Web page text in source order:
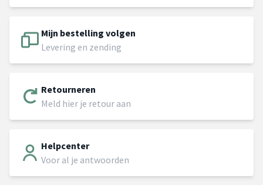
Mijn bestelling volgen
Levering en zending
Retourneren
Meld hier je retour aan
Helpcenter
Voor al je antwoorden